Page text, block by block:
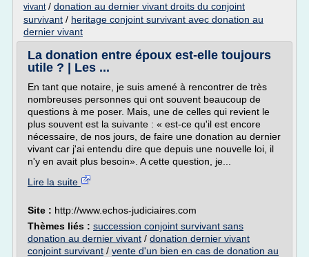
vivant/ donation au dernier vivant droits du conjoint
survivant / heritage conjoint survivant avec donation au
dernier vivant
La donation entre époux est-elle toujours
utile ? | Les ...
En tant que notaire, je suis amené à rencontrer de très
nombreuses personnes qui ont souvent beaucoup de
questions à me poser. Mais, une de celles qui revient le
plus souvent est la suivante : « est-ce qu'il est encore
nécessaire, de nos jours, de faire une donation au dernier
vivant car j'ai entendu dire que depuis une nouvelle loi, il
n'y en avait plus besoin». A cette question, je...
Lire la suite
Site : http://www.echos-judiciaires.com
Thèmes liés : succession conjoint survivant sans
donation au dernier vivant / donation dernier vivant
conjoint survivant / vente d'un bien en cas de donation au